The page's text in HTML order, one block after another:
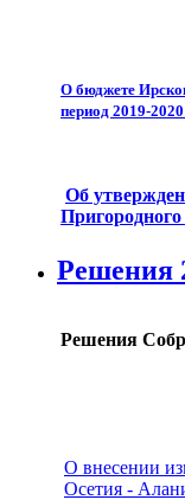
О бюджете
период 2019-
Об
Решения
Решения
О внесении
Осетия -